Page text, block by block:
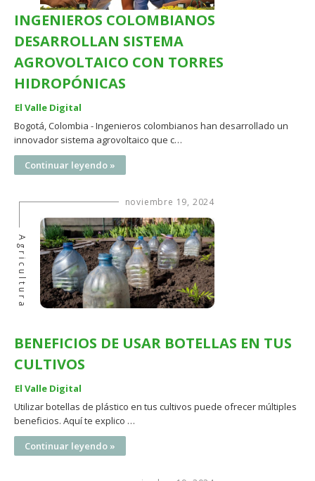
INGENIEROS COLOMBIANOS
DESARROLLAN SISTEMA
AGROVOLTAICO CON TORRES
HIDROPÓNICAS
El Valle Digital
Bogotá, Colombia - Ingenieros colombianos han desarrollado un
innovador sistema agrovoltaico que c…
Continuar leyendo »
noviembre 19, 2024
Agricultura
BENEFICIOS DE USAR BOTELLAS EN TUS
CULTIVOS
El Valle Digital
Utilizar botellas de plástico en tus cultivos puede ofrecer múltiples
beneficios. Aquí te explico …
Continuar leyendo »